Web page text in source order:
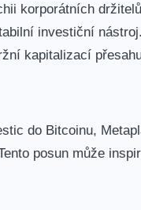
korporátních​
investiční
kapitalizací
do Bitcoinu,
posun může